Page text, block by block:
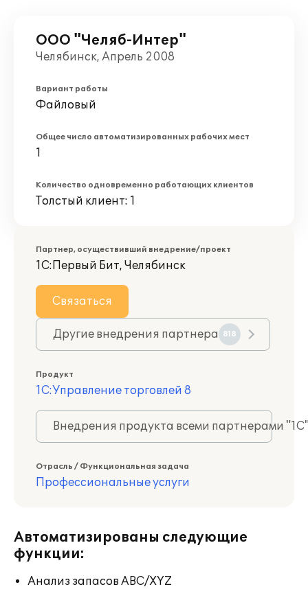
ООО "Челяб-Интер"
Челябинск, Апрель 2008
Вариант работы
Файловый
Общее число автоматизированных рабочих мест
1
Количество одновременно работающих клиентов
Толстый клиент: 1
Партнер, осуществивший внедрение/проект
1С:Первый Бит, Челябинск
Связаться
Другие внедрения партнера 818
Продукт
1С:Управление торговлей 8
Внедрения продукта всеми партнерами
Отрасль / Функциональная задача
Профессиональные услуги
Автоматизированы следующие
функции:
Анализ запасов ABC/XYZ